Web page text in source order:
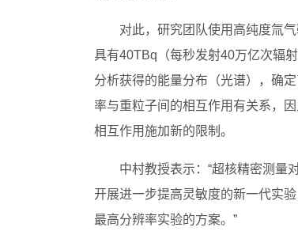
对此，研究团队使用高纯度氚
具有40TBq（每秒发射40万亿次辐
分析获得的能量分布（光谱），确
率与重粒子间的相互作用有关系，
相互作用施加新的限制。
中村教授表示：“超核精密测量
开展进一步提高灵敏度的新一代实
最高分辨率实验的方案。”